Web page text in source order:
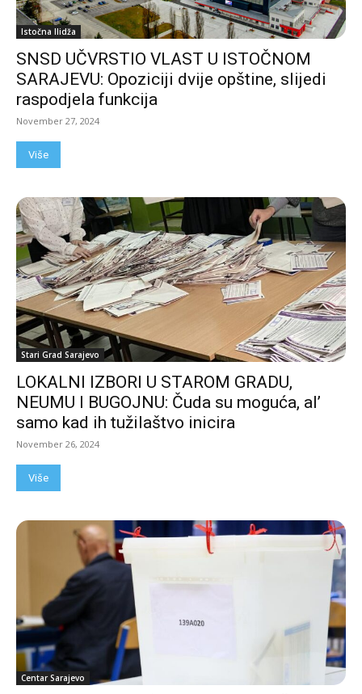
Istočna Ilidža
SNSD UČVRSTIO VLAST U ISTOČNOM
SARAJEVU: Opoziciji dvije opštine, slijedi
raspodjela funkcija
November 27, 2024
Više
Stari Grad Sarajevo
LOKALNI IZBORI U STAROM GRADU,
NEUMU I BUGOJNU: Čuda su moguća, al’
samo kad ih tužilaštvo inicira
November 26, 2024
Više
Centar Sarajevo